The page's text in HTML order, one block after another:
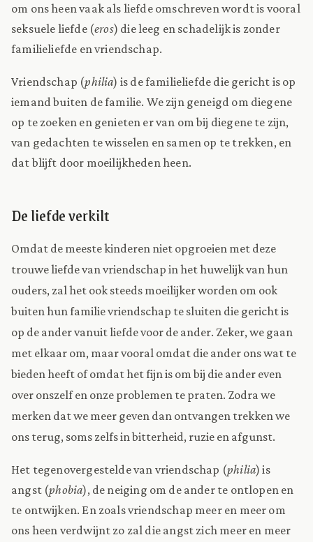
om ons heen vaak als liefde omschreven wordt is vooral
seksuele liefde (eros) die leeg en schadelijk is zonder
familieliefde en vriendschap.
Vriendschap (philia) is de familieliefde die gericht is op
iemand buiten de familie. We zijn geneigd om diegene
op te zoeken en genieten er van om bij diegene te zijn,
van gedachten te wisselen en samen op te trekken, en
dat blijft door moeilijkheden heen.
De liefde verkilt
Omdat de meeste kinderen niet opgroeien met deze
trouwe liefde van vriendschap in het huwelijk van hun
ouders, zal het ook steeds moeilijker worden om ook
buiten hun familie vriendschap te sluiten die gericht is
op de ander vanuit liefde voor de ander. Zeker, we gaan
met elkaar om, maar vooral omdat die ander ons wat te
bieden heeft of omdat het fijn is om bij die ander even
over onszelf en onze problemen te praten. Zodra we
merken dat we meer geven dan ontvangen trekken we
ons terug, soms zelfs in bitterheid, ruzie en afgunst.
Het tegenovergestelde van vriendschap (philia) is
angst (phobia), de neiging om de ander te ontlopen en
te ontwijken. En zoals vriendschap meer en meer om
ons heen verdwijnt zo zal die angst zich meer en meer